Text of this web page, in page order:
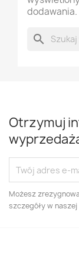
dodawania.
search
Otrzymuj
Możesz
szczegóły w